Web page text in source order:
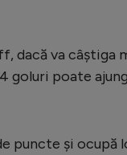
dacă va
goluri poate
puncte și ocupă